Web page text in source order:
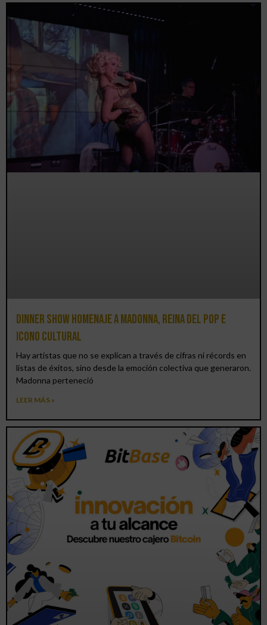
Dinner Show homenaje a Madonna, reina del pop e
icono cultural
Hay artistas que no se explican a través de cifras ni récords en
listas de éxitos, sino desde la emoción colectiva que generaron.
Madonna perteneció
LEER MÁS »